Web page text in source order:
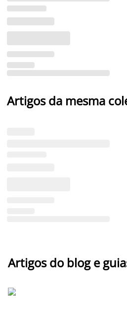
Artigos da mesma
Artigos do blog e